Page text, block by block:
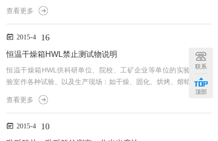
业的科研机构、大专院校、生产单位或部门实验室的重要试验设备，
广泛应用于低温恒温试验、培养试验、环境试验等。生化培养箱SPL
化培养箱SPL系列特点1采用镜面不锈钢内胆，箱体采用钢板喷塑，
四角半圆弧，易清洁，箱内隔板间距可调。2屏幕液晶显示，多组数
据一屏显示，简单易懂，便于观察和操作。操作简单且控温精度...
查看更多
2015-4 16
恒温干燥箱HWL禁止测试物说明
恒温干燥箱HWL供科研单位、院校、工矿企业等单位的实验室、化
验室作各种试验、以及生产现场：如干燥、固化、烘烤、熔蜡、及消
毒等应用。此恒温干燥箱HWL也是食品厂、饮用水厂办QS、HACCP
认证的*检验设备。恒温干燥箱HWL箱体结构1、外壳：1.5mm冷轧
继电器：日本欧姆龙；4、保温层：超细耐温玻璃纤维棉；5、传感
查看更多
2015-4 10
联系
顶部